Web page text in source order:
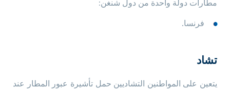
مطارات دولة واحدة من دول شنغن:
فرنسا.
تشاد
يتعين على المواطنين التشاديين حمل تأشيرة عبور المطار عند